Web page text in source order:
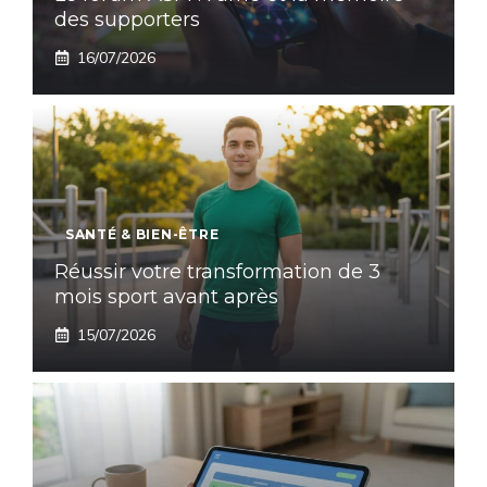
des supporters
16/07/2026
SANTÉ & BIEN-ÊTRE
Réussir votre transformation de 3
mois sport avant après
15/07/2026